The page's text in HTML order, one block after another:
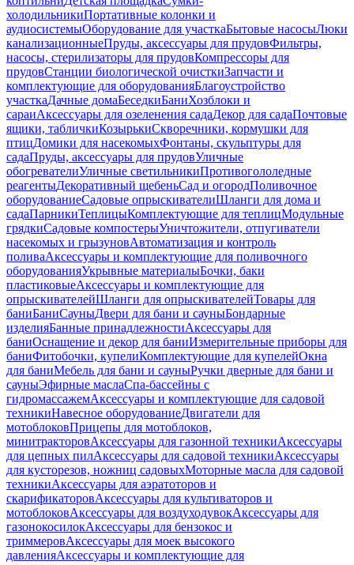
холодильникиПортативные колонки и
аудиосистемыОборудование для участкаБытовые насосыЛюки
канализационныеПруды, аксессуары для прудовФильтры,
насосы, стерилизаторы для прудовКомпрессоры для
прудовСтанции биологической очисткиЗапчасти и
комплектующие для оборудованияБлагоустройство
участкаДачные домаБеседкиБаниХозблоки и
сараиАксессуары для озеленения садаДекор для садаПочтовые
ящики, табличкиКозырькиСкворечники, кормушки для
птицДомики для насекомыхФонтаны, скульптуры для
садаПруды, аксессуары для прудовУличные
обогревателиУличные светильникиПротивогололедные
реагентыДекоративный щебеньСад и огородПоливочное
оборудованиеСадовые опрыскивателиШланги для дома и
садаПарникиТеплицыКомплектующие для теплицМодульные
грядкиСадовые компостерыУничтожители, отпугиватели
насекомых и грызуновАвтоматизация и контроль
поливаАксессуары и комплектующие для поливочного
оборудованияУкрывные материалыБочки, баки
пластиковыеАксессуары и комплектующие для
опрыскивателейШланги для опрыскивателейТовары для
баниБаниСауныДвери для бани и сауныБондарные
изделияБанные принадлежностиАксессуары для
баниОснащение и декор для баниИзмерительные приборы для
баниФитобочки, купелиКомплектующие для купелейОкна
для баниМебель для бани и сауныРучки дверные для бани и
сауныЭфирные маслаСпа-бассейны с
гидромассажемАксессуары и комплектующие для садовой
техникиНавесное оборудованиеДвигатели для
мотоблоковПрицепы для мотоблоков,
минитракторовАксессуары для газонной техникиАксессуары
для цепных пилАксессуары для садовой техникиАксессуары
для кусторезов, ножниц садовыхМоторные масла для садовой
техникиАксессуары для аэратоторов и
скарификаторовАксессуары для культиваторов и
мотоблоковАксессуары для воздуходувокАксессуары для
газонокосилокАксессуары для бензокос и
триммеровАксессуары для моек высокого
давленияАксессуары и комплектующие для